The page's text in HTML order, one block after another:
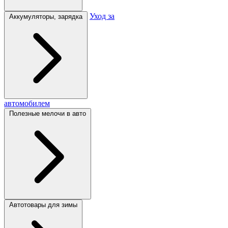
Аккумуляторы, зарядка Уход за
автомобилем
Полезные мелочи в авто
Автотовары для зимы